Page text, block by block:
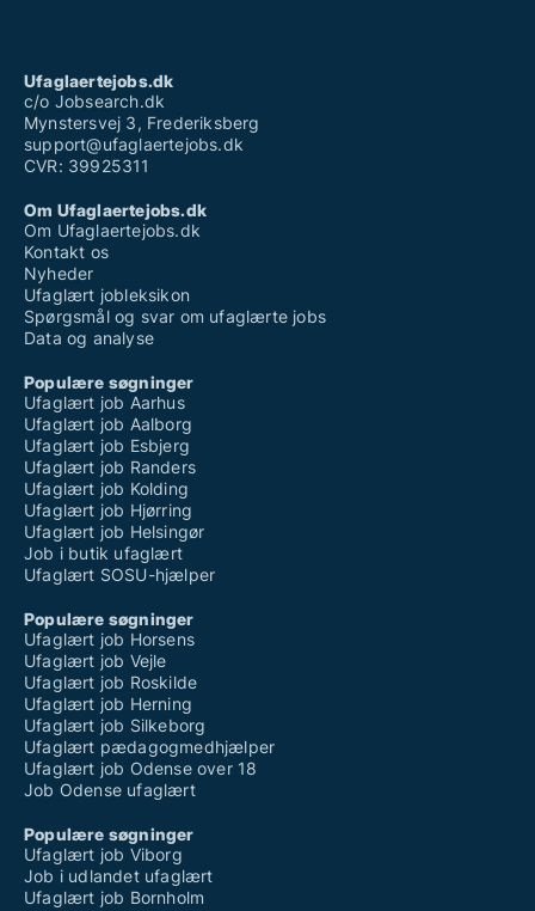
Ufaglært mejerist løn
Ufaglært plejehjemsmedhjælper
Ufaglaertejobs.dk
c/o Jobsearch.dk
Mynstersvej 3, Frederiksberg
support@ufaglaertejobs.dk
CVR: 39925311
Om Ufaglaertejobs.dk
Om Ufaglaertejobs.dk
Kontakt os
Nyheder
Ufaglært jobleksikon
Spørgsmål og svar om ufaglærte jobs
Data og analyse
Populære søgninger
Ufaglært job Aarhus
Ufaglært job Aalborg
Ufaglært job Esbjerg
Ufaglært job Randers
Ufaglært job Kolding
Ufaglært job Hjørring
Ufaglært job Helsingør
Job i butik ufaglært
Ufaglært SOSU-hjælper
Populære søgninger
Ufaglært job Horsens
Ufaglært job Vejle
Ufaglært job Roskilde
Ufaglært job Herning
Ufaglært job Silkeborg
Ufaglært pædagogmedhjælper
Ufaglært job Odense over 18
Job Odense ufaglært
Populære søgninger
Ufaglært job Viborg
Job i udlandet ufaglært
Ufaglært job Bornholm